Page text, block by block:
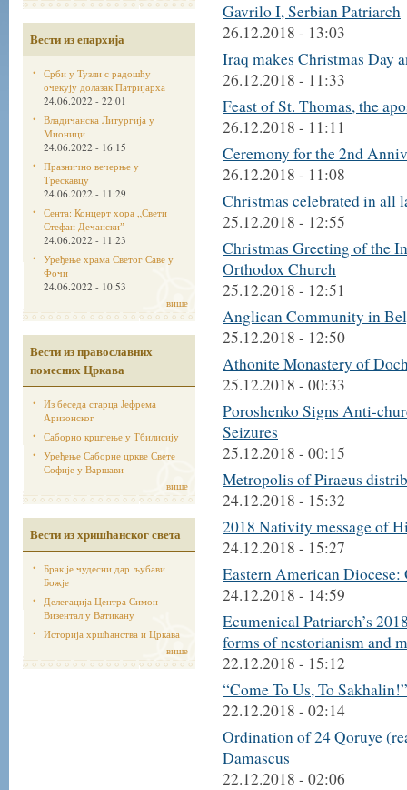
Вести из епархија
Срби у Тузли с радошћу
очекују долазак Патријарха
24.06.2022 - 22:01
Владичанска Литургија у
Мионици
24.06.2022 - 16:15
Празнично вечерње у
Трескавцу
24.06.2022 - 11:29
Сента: Концерт хора „Свети
Стефан Дечанскиˮ
24.06.2022 - 11:23
Уређење храма Светог Саве у
Фочи
24.06.2022 - 10:53
више
Вести из православних
помесних Цркава
Из беседа старца Јефрема
Аризонског
Саборно крштење у Тбилисију
Уређење Саборне цркве Свете
Софије у Варшави
више
Вести из хришћанског света
Брак је чудесни дар љубави
Божје
Делегација Центра Симон
Визентал у Ватикану
Историја хршћанства и Цркава
више
Gavrilo I, Serbian Patriarch
26.12.2018 - 13:03
Iraq makes Christmas Day
26.12.2018 - 11:33
Feast of St. Thomas, the
26.12.2018 - 11:11
Ceremony for the 2nd
26.12.2018 - 11:08
Christmas celebrated in all
25.12.2018 - 12:55
Christmas Greeting of the
Orthodox Church
25.12.2018 - 12:51
Anglican Community in
25.12.2018 - 12:50
Athonite Monastery of
25.12.2018 - 00:33
Poroshenko Signs Anti-
Seizures
25.12.2018 - 00:15
Metropolis of Piraeus
24.12.2018 - 15:32
2018 Nativity message of
24.12.2018 - 15:27
Eastern American Diocese:
24.12.2018 - 14:59
Ecumenical Patriarch’s
forms of nestorianism and
22.12.2018 - 15:12
“Come To Us, To Sakhalin!”
22.12.2018 - 02:14
Ordination of 24 Qoruye
Damascus
22.12.2018 - 02:06